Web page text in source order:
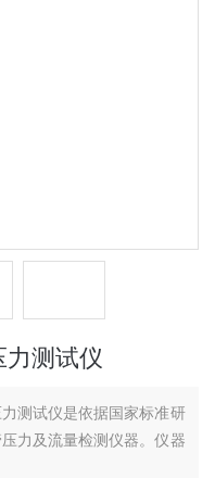
测试仪
测试仪是依据国家标准研
力及流量检测仪器。仪器